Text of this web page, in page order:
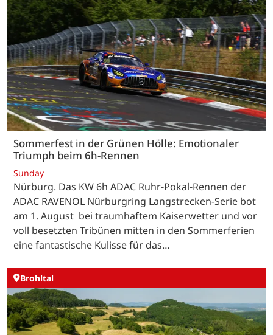
Sommerfest in der Grünen Hölle: Emotionaler
Triumph beim 6h-Rennen
Sunday
Nürburg. Das KW 6h ADAC Ruhr-Pokal-Rennen der
ADAC RAVENOL Nürburgring Langstrecken-Serie bot
am 1. August bei traumhaftem Kaiserwetter und vor
voll besetzten Tribünen mitten in den Sommerferien
eine fantastische Kulisse für das…
Brohltal